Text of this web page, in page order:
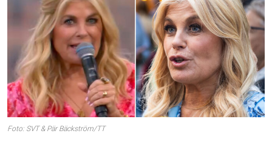
Foto: SVT & Pär Bäckström/TT